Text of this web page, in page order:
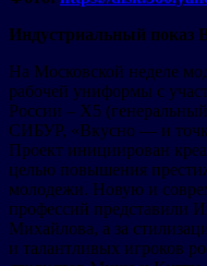
Индустриальный показ
На Московской неделе
рабочей униформы с
России – Х5
СИБУР, «Вкусно — и
Проект инициирован
целью повышения
молодежи. Новую и
профессий представили
Михайлова, а за
и талантливых игроков